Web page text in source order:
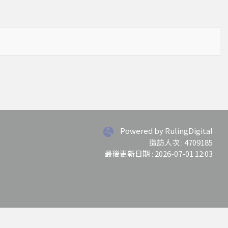
Powered by RulingDigital
造訪人次 : 4709185
最後更新日期 : 2026-07-01 12:03